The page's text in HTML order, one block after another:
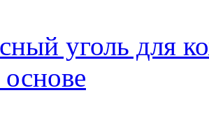
уголь для
основе